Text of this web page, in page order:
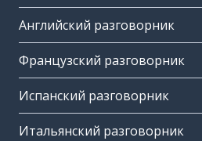
Английский разговорник
Французский разговорник
Испанский разговорник
Итальянский разговорник